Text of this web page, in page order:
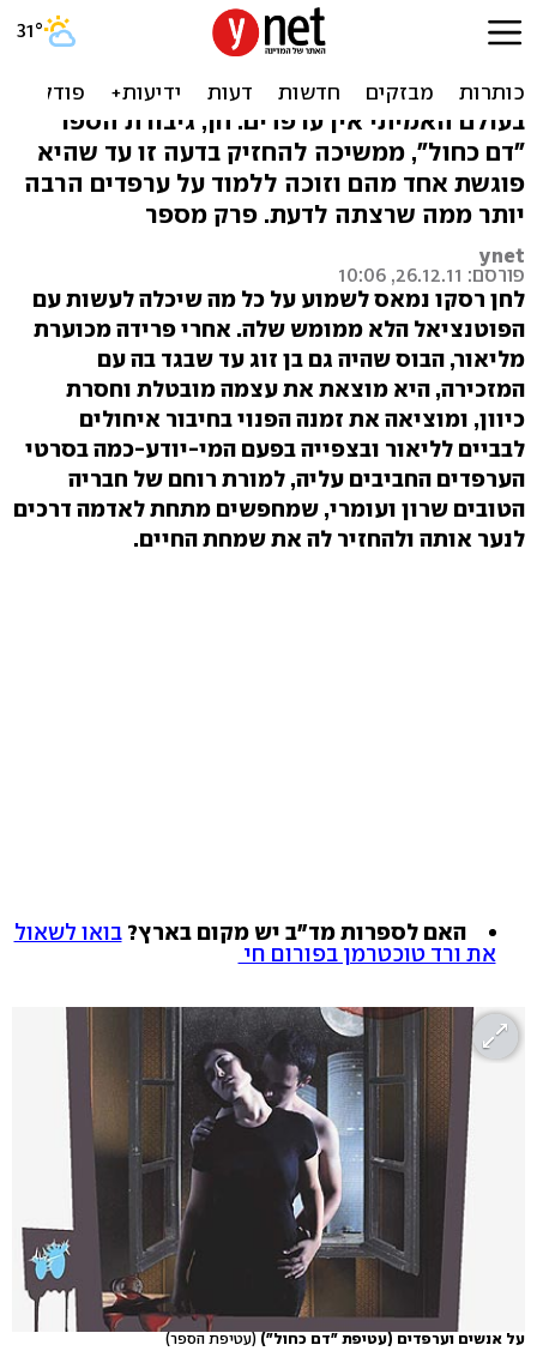
"דם כחול": ערפדים תוצרת
בעולם האמיתי אין ערפדים. חן, גיבורת הספר
"דם כחול", ממשיכה להחזיק בדעה זו עד שהיא
פוגשת אחד מהם וזוכה ללמוד על ערפדים הרבה
יותר ממה שרצתה לדעת. פרק מספר
ynet
פורסם: 26.12.11, 10:06
לחן רסקו נמאס לשמוע על כל מה שיכלה לעשות עם
הפוטנציאל הלא ממומש שלה. אחרי פרידה מכוערת
מליאור, הבוס שהיה גם בן זוג עד שבגד בה עם
המזכירה, היא מוצאת את עצמה מובטלת וחסרת
כיוון, ומוציאה את זמנה הפנוי בחיבור איחולים
לבביים לליאור ובצפייה בפעם המי-יודע-כמה בסרטי
הערפדים החביבים עליה, למורת רוחם של חבריה
הטובים שרון ועומרי, שמחפשים מתחת לאדמה דרכים
לנער אותה ולהחזיר לה את שמחת החיים.
האם לספרות מד"ב יש מקום בארץ? בואו לשאול
את ורד טוכטרמן בפורום חי
על אנשים וערפדים (עטיפת "דם כחול")(עטיפת הספר)